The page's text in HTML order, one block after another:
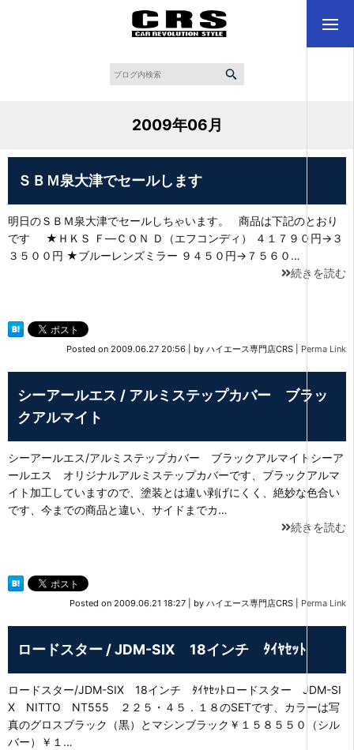
2009年06月
ＳＢＭ泉大津でセールします
明日のＳＢＭ泉大津でセールしちゃいます。 商品は下記のとおり
です ★ＨＫＳ Ｆ―ＣＯＮ Ｄ（エフコンディ） ４１７９０円→３
３５００円 ★ブルーレンズミラー ９４５０円→７５６０…
続きを読む
Posted on 2009.06.27 20:56 by ハイエース専門店CRS Perma Link
シーアールエス / アルミステップカバー ブラッ
クアルマイト
シーアールエス/アルミステップカバー ブラックアルマイトシーア
ールエス オリジナルアルミステップカバーです、ブラックアルマ
イト加工していますので、塗装とは違い剥げにくく、絶妙な色合い
です、今までの商品と違い、サイドまでカ…
続きを読む
Posted on 2009.06.21 18:27 by ハイエース専門店CRS Perma Link
ロードスター / JDM-SIX 18インチ ﾀｲﾔｾｯﾄ
ロードスター/JDM-SIX 18インチ ﾀｲﾔｾｯﾄロードスター JDM-SI
X NITTO NT555 ２２５・４５．１８のSETです、カラーは写
真のグロスブラック（黒）とマシンブラック￥１５８５５０（シル
バー）￥１…